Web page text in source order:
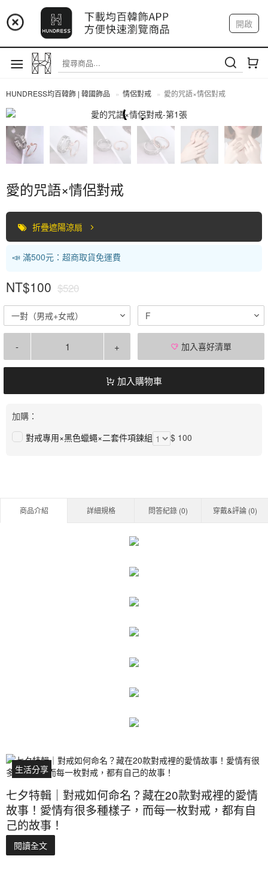
📢 市集預告：9/4-9/6 淡水捷運站
📢 市集預告：9/12-9/13 八里海巡基地
📢 市集預告：8/22-8/23 桃園青埔置地廣場
開啟
註冊 我的帳戶
HUNDRESS均百韓飾 | 韓國飾品 情侶對戒 愛的咒語×情侶對戒
愛的咒語×情侶對戒
折疊遮陽涼扇
📣 滿500元：超商取貨免運費
NT$100 $520
一對（男戒+女戒） F
- + 加入喜好清單
加入購物車
加購：
對戒專用×黑色蠟蠅×二套件項鍊組
$ 100
商品介紹 詳細規格 問答紀錄 (0) 穿戴&評論 (0)
生活分享
七夕特輯｜對戒如何命名？藏在20款對戒裡的愛情
故事！愛情有很多種樣子，而每一枚對戒，都有自
己的故事！
閱讀全文